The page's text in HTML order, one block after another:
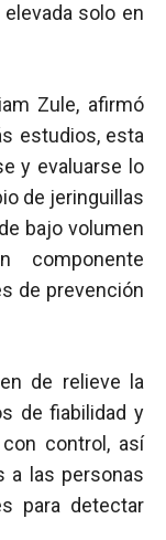
solo en
Zule, afirmó
estudios, esta
y evaluarse lo
de jeringuillas
bajo volumen
componente
de prevención
de relieve la
de fiabilidad y
control, así
a las personas
para detectar